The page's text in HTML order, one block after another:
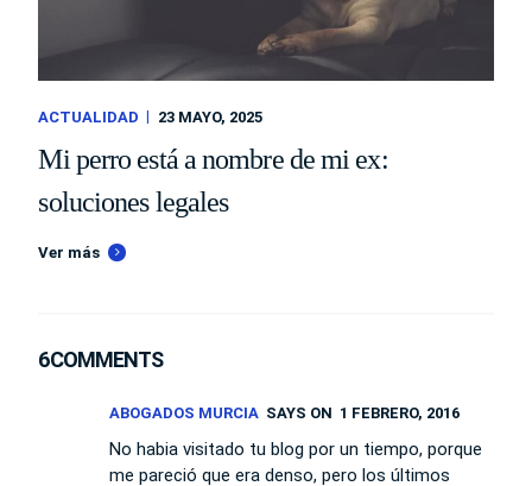
ACTUALIDAD 23 MAYO, 2025
Mi perro está a nombre de mi ex:
soluciones legales
Ver más
6COMMENTS
ABOGADOS MURCIA SAYS ON 1 FEBRERO, 2016
No habia visitado tu blog por un tiempo, porque
me pareció que era denso, pero los últimos